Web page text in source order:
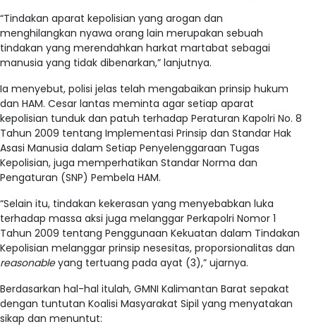
“Tindakan aparat kepolisian yang arogan dan
menghilangkan nyawa orang lain merupakan sebuah
tindakan yang merendahkan harkat martabat sebagai
manusia yang tidak dibenarkan,” lanjutnya.
Ia menyebut, polisi jelas telah mengabaikan prinsip hukum
dan HAM. Cesar lantas meminta agar setiap aparat
kepolisian tunduk dan patuh terhadap Peraturan Kapolri No. 8
Tahun 2009 tentang Implementasi Prinsip dan Standar Hak
Asasi Manusia dalam Setiap Penyelenggaraan Tugas
Kepolisian, juga memperhatikan Standar Norma dan
Pengaturan (SNP) Pembela HAM.
“Selain itu, tindakan kekerasan yang menyebabkan luka
terhadap massa aksi juga melanggar Perkapolri Nomor 1
Tahun 2009 tentang Penggunaan Kekuatan dalam Tindakan
Kepolisian melanggar prinsip nesesitas, proporsionalitas dan
reasonableyang tertuang pada ayat (3),” ujarnya.
Berdasarkan hal-hal itulah, GMNI Kalimantan Barat sepakat
dengan tuntutan Koalisi Masyarakat Sipil yang menyatakan
sikap dan menuntut: